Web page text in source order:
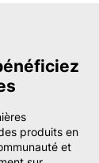
produits en
et